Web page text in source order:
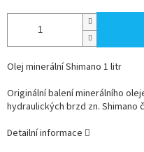
Olej minerální Shimano 1 litr
Originální balení minerálního
hydraulických brzd zn. Shimano
Detailní informace